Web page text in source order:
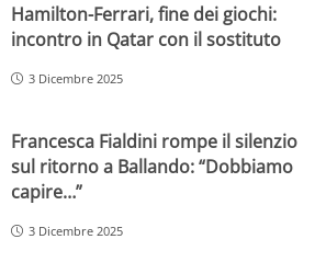
Hamilton-Ferrari, fine dei giochi:
incontro in Qatar con il sostituto
3 Dicembre 2025
Francesca Fialdini rompe il silenzio
sul ritorno a Ballando: “Dobbiamo
capire…”
3 Dicembre 2025